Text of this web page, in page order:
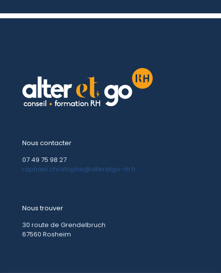
Nous contacter
07 49 75 98 27
raphael.christophe@alteretgo-rh.fr
Nous trouver
30 route de Grendelbruch
67560 Rosheim